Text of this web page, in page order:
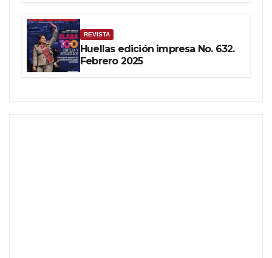
REVISTA
Huellas edición impresa No. 632.
Febrero 2025